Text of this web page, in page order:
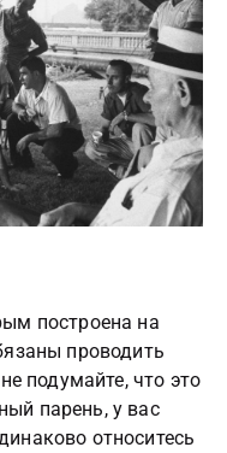
построена на
проводить
подумайте, что это
парень, у вас
относитесь